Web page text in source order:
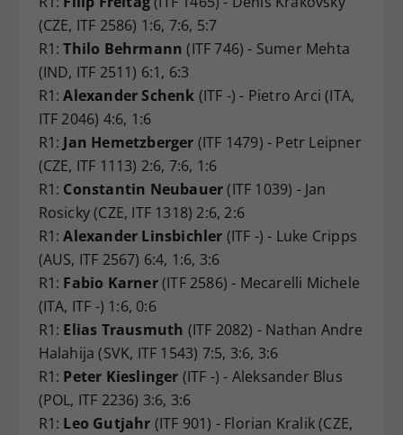
(CZE, ITF 2586) 1:6, 7:6, 5:7
R1:Thilo Behrmann (ITF 746) - Sumer Mehta
(IND, ITF 2511) 6:1, 6:3
R1:Alexander Schenk (ITF -) - Pietro Arci (ITA,
ITF 2046) 4:6, 1:6
R1: Jan Hemetzberger (ITF 1479) - Petr Leipner
(CZE, ITF 1113) 2:6, 7:6, 1:6
R1: Constantin Neubauer(ITF 1039) - Jan
Rosicky (CZE, ITF 1318) 2:6, 2:6
R1:Alexander Linsbichler (ITF -) - Luke Cripps
(AUS, ITF 2567) 6:4, 1:6, 3:6
R1: Fabio Karner(ITF 2586) - Mecarelli Michele
(ITA, ITF -) 1:6, 0:6
R1: Elias Trausmuth (ITF 2082) - Nathan Andre
Halahija (SVK, ITF 1543) 7:5, 3:6, 3:6
R1: Peter Kieslinger (ITF -) - Aleksander Blus
(POL, ITF 2236) 3:6, 3:6
R1: Leo Gutjahr (ITF 901) - Florian Kralik (CZE,